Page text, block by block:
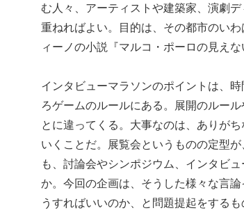
む人々、アーティストや建築家、演劇
重ねればよい。目的は、その都市のい
ィーノの小説『マルコ・ポーロの見えな
インタビューマラソンのポイントは、
ろゲームのルールにある。展開のルー
とに違ってくる。大事なのは、ありが
いくことだ。展覧会というものの定型
も、討論会やシンポジウム、インタビ
か。今回の企画は、そうした様々な言
うすればいいのか、と問題提起をするも